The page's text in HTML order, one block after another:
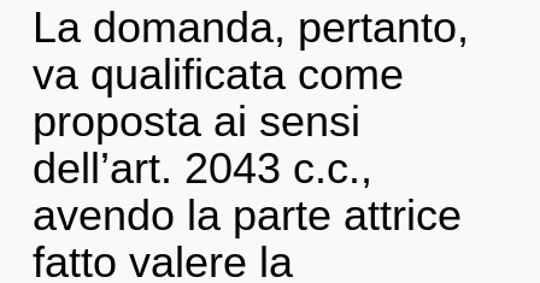
La domanda, pertanto,
va qualificata come
proposta ai sensi
dell’art. 2043 c.c.,
avendo la parte attrice
fatto valere la